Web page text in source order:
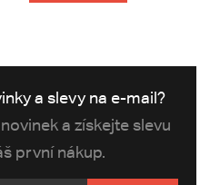
a slevy na e-mail?
a získejte slevu
první nákup.